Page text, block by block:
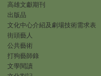
高雄文獻期刊
出版品
文化中心介紹及劇場技術需求表
街頭藝人
公共藝術
打狗藝師錄
文學閱讀